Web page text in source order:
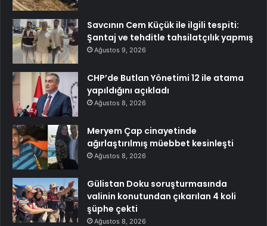
Savcının Cem Küçük ile ilgili tespiti:
Şantaj ve tehditle tahsilatçılık yapmış
Ağustos 9, 2026
CHP’de Butlan Yönetimi 12 ile atama
yapıldığını açıkladı
Ağustos 8, 2026
Meryem Çap cinayetinde
ağırlaştırılmış müebbet kesinleşti
Ağustos 8, 2026
Gülistan Doku soruşturmasında
valinin konutundan çıkarılan 4 koli
şüphe çekti
Ağustos 8, 2026